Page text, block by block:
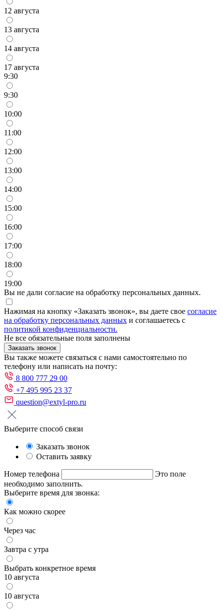
12 августа
13 августа
14 августа
17 августа
9:30
9:30
10:00
11:00
12:00
13:00
14:00
15:00
16:00
17:00
18:00
19:00
Вы не дали согласие на обработку персональных данных.
Нажимая на кнопку «Заказать звонок», вы даете свое согласие
на обработку персональных данных и соглашаетесь с
политикой конфиденциальности.
Не все обязательные поля заполнены
Заказать звонок
Вы также можете связаться с нами самостоятельно по
телефону или написать на почту:
8 800 777 29 00
+7 495 995 23 37
question@extyl-pro.ru
Выберите способ связи
Заказать звонок
Оставить заявку
Номер телефона
Это поле
необходимо заполнить.
Выберите время для звонка:
Как можно скорее
Через час
Завтра с утра
Выбрать конкретное время
10 августа
10 августа